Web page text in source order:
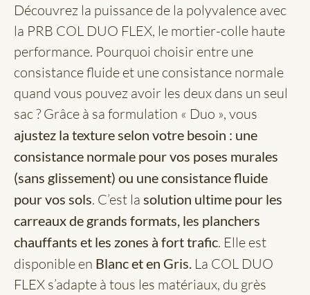
Découvrez la puissance de la polyvalence avec
la PRB COL DUO FLEX, le mortier-colle haute
performance. Pourquoi choisir entre une
consistance fluide et une consistance normale
quand vous pouvez avoir les deux dans un seul
sac ? Grâce à sa formulation « Duo », vous
ajustez la texture selon votre besoin : une
consistance normale pour vos poses murales
(sans glissement) ou une consistance fluide
pour vos sols. C’est la solution ultime pour les
carreaux de grands formats, les planchers
chauffants et les zones à fort trafic. Elle est
disponible en Blanc et en Gris. La COL DUO
FLEX s’adapte à tous les matériaux, du grès